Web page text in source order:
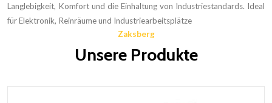
Langlebigkeit, Komfort und die Einhaltung von Industriestandards. Ideal
für Elektronik, Reinräume und Industriearbeitsplätze
Zaksberg
Unsere Produkte